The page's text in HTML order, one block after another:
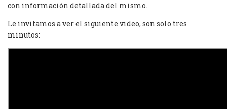
con información detallada del mismo.
Le invitamos a ver el siguiente video, son solo tres
minutos: